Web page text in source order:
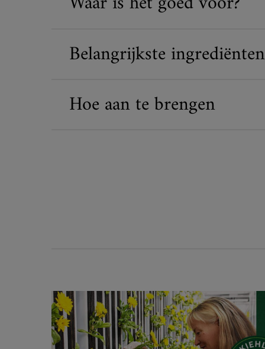
Belangrijkste ingrediënten
Hoe aan te brengen